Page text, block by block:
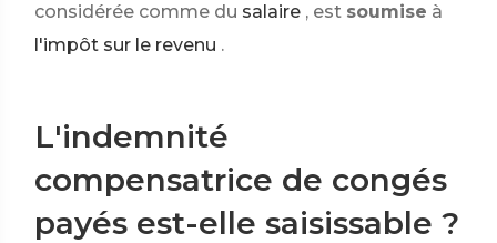
considérée comme du salaire , est soumise à
l'impôt sur le revenu .
L'indemnité
compensatrice de congés
payés est-elle saisissable ?